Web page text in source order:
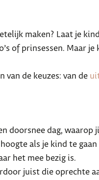
maken? Laat je
of prinsessen. Maar je
de keuzes: van de
doorsnee dag, waarop
als je kind te
het mee bezig is.
juist die oprechte